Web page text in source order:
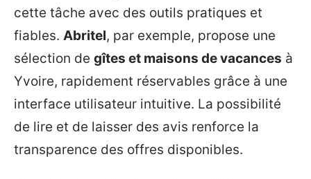
cette tâche avec des outils pratiques et
fiables. Abritel, par exemple, propose une
sélection de gîtes et maisons de vacances à
Yvoire, rapidement réservables grâce à une
interface utilisateur intuitive. La possibilité
de lire et de laisser des avis renforce la
transparence des offres disponibles.